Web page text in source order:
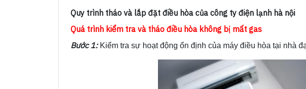
Quy trình tháo và lắp đặt điều hòa của công ty điện lạnh hà nội
Quá trình kiểm tra và tháo điều hòa không bị mất gas
Bước 1:Kiểm tra sự hoạt động ổn định của máy điều hòa tại nhà